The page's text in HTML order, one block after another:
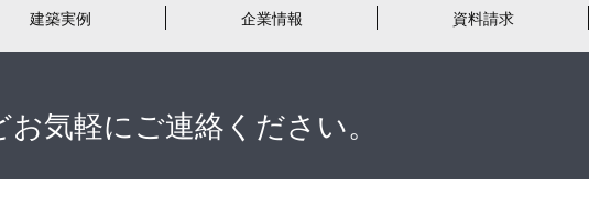
建築実例 企業情報 資料請求
気軽にご連絡ください。